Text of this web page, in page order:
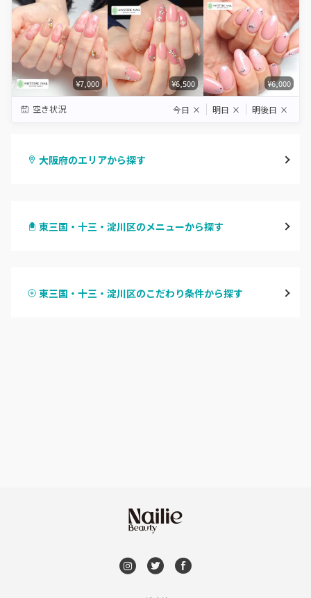
¥7,000 ¥6,500 ¥6,000
空き状況 今日 × 明日 × 明後日 ×
大阪府のエリアから探す
心斎橋・南船場・アメ村
東三国・十三・淀川区のメニューから探す
ハンドスカルプ
東三国・十三・淀川区のこだわり条件から探す